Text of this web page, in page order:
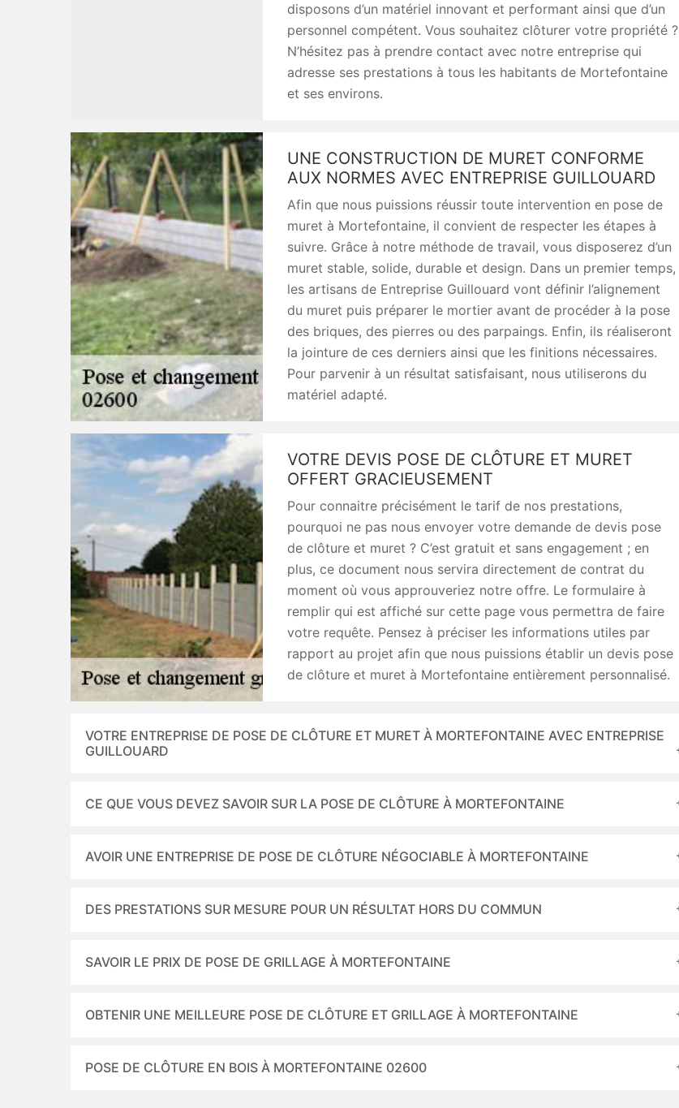
disposons d’un matériel innovant et performant ainsi que d’un
personnel compétent. Vous souhaitez clôturer votre propriété ?
N’hésitez pas à prendre contact avec notre entreprise qui
adresse ses prestations à tous les habitants de Mortefontaine
et ses environs.
UNE CONSTRUCTION DE MURET CONFORME
AUX NORMES AVEC ENTREPRISE GUILLOUARD
Afin que nous puissions réussir toute intervention en pose de
muret à Mortefontaine, il convient de respecter les étapes à
suivre. Grâce à notre méthode de travail, vous disposerez d’un
muret stable, solide, durable et design. Dans un premier temps,
les artisans de Entreprise Guillouard vont définir l’alignement
du muret puis préparer le mortier avant de procéder à la pose
des briques, des pierres ou des parpaings. Enfin, ils réaliseront
la jointure de ces derniers ainsi que les finitions nécessaires.
Pour parvenir à un résultat satisfaisant, nous utiliserons du
matériel adapté.
VOTRE DEVIS POSE DE CLÔTURE ET MURET
OFFERT GRACIEUSEMENT
Pour connaitre précisément le tarif de nos prestations,
pourquoi ne pas nous envoyer votre demande de devis pose
de clôture et muret ? C’est gratuit et sans engagement ; en
plus, ce document nous servira directement de contrat du
moment où vous approuveriez notre offre. Le formulaire à
remplir qui est affiché sur cette page vous permettra de faire
votre requête. Pensez à préciser les informations utiles par
rapport au projet afin que nous puissions établir un devis pose
de clôture et muret à Mortefontaine entièrement personnalisé.
VOTRE ENTREPRISE DE POSE DE CLÔTURE ET MURET À MORTEFONTAINE AVEC ENTREPRISE
GUILLOUARD
CE QUE VOUS DEVEZ SAVOIR SUR LA POSE DE CLÔTURE À MORTEFONTAINE
AVOIR UNE ENTREPRISE DE POSE DE CLÔTURE NÉGOCIABLE À MORTEFONTAINE
DES PRESTATIONS SUR MESURE POUR UN RÉSULTAT HORS DU COMMUN
SAVOIR LE PRIX DE POSE DE GRILLAGE À MORTEFONTAINE
OBTENIR UNE MEILLEURE POSE DE CLÔTURE ET GRILLAGE À MORTEFONTAINE
POSE DE CLÔTURE EN BOIS À MORTEFONTAINE 02600